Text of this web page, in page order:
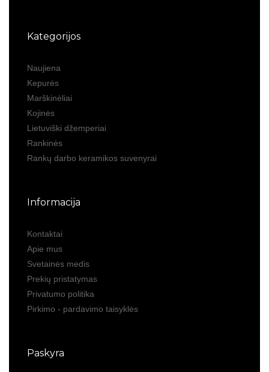
Kategorijos
Naujiena
Kepurės
Marškinėliai
Kojinės
Lietuviški džemperiai
Rankinės
Rankų darbo keramikos suvenyrai
Informacija
Kontaktai
Apie mus
Svetainės medis
Prekių pristatymas
Privatumo politika
Pirkimo - pardavimo taisyklės
Paskyra